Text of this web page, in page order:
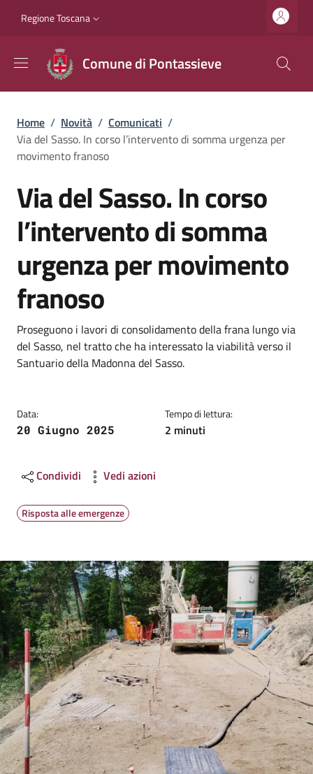
Slim top
Regione Toscana
Comune di Pontassieve
Briciole di pane
Home / Novità / Comunicati /
Via del Sasso. In corso l’intervento di somma urgenza per
movimento franoso
Via del Sasso. In corso
l’intervento di somma
urgenza per movimento
franoso
Dettagli
Descrizione breve
Proseguono i lavori di consolidamento della frana lungo via
del Sasso, nel tratto che ha interessato la viabilità verso il
Santuario della Madonna del Sasso.
Data:
20 Giugno 2025
Tempo di lettura:
2 minuti
Condividi Vedi azioni
Risposta alle emergenze
Image